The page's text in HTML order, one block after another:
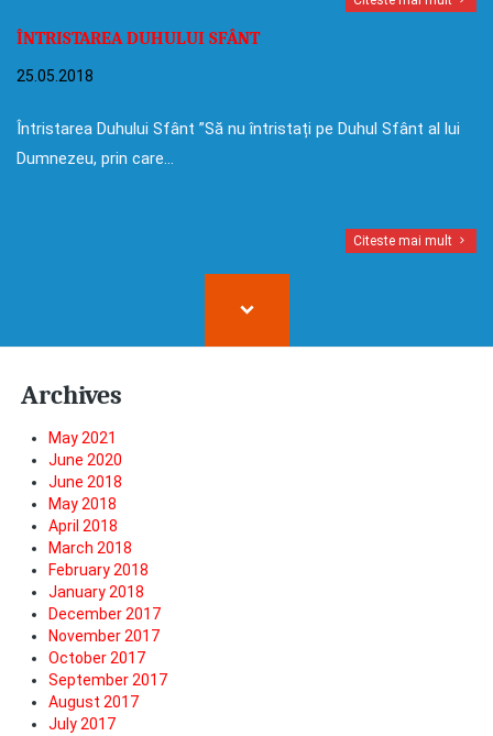
ÎNTRISTAREA DUHULUI SFÂNT
25.05.2018
Întristarea Duhului Sfânt ”Să nu întristați pe Duhul Sfânt al lui
Dumnezeu, prin care…
Citeste mai mult
Archives
May 2021
June 2020
June 2018
May 2018
April 2018
March 2018
February 2018
January 2018
December 2017
November 2017
October 2017
September 2017
August 2017
July 2017